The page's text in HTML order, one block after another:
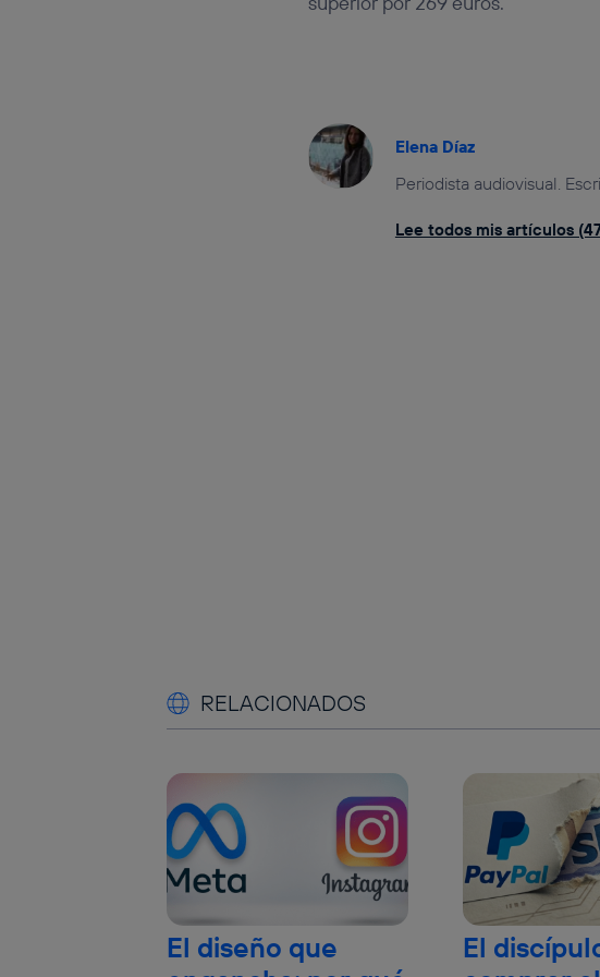
Elena Díaz
Periodista audiovisual.
Lee todos mis artículos
RELACIONADOS
El diseño que
El